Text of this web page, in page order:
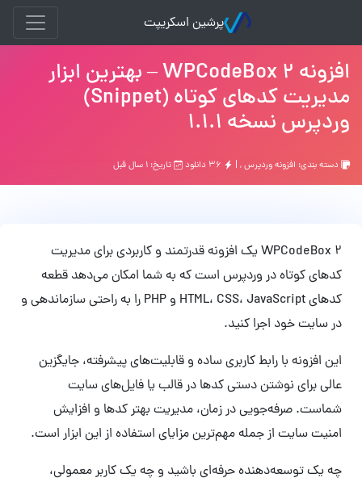
پرشین اسکریپت
افزونه WPCodeBox 2 – بهترین ابزار
مدیریت کدهای کوتاه (Snippet)
وردپرس نسخه 1.1.1
دسته بندی: افزونه وردپرس, | تاریخ: ۱ سال قبل
WPCodeBox 2 یک افزونه قدرتمند و کاربردی برای مدیریت
کدهای کوتاه در وردپرس است که به شما امکان می‌دهد قطعه
کدهای HTML، CSS، JavaScript و PHP را به راحتی سازماندهی و
در سایت خود اجرا کنید.
این افزونه با رابط کاربری ساده و قابلیت‌های پیشرفته، جایگزین
عالی برای نوشتن دستی کدها در قالب یا فایل‌های سایت
شماست. صرفه‌جویی در زمان، مدیریت بهتر کدها و افزایش
امنیت سایت از جمله مهم‌ترین مزایای استفاده از این ابزار است.
چه یک توسعه‌دهنده حرفه‌ای باشید و چه یک کاربر معمولی،